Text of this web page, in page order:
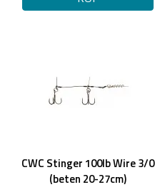
CWC Stinger 100lb Wire 3/0
(beten 20-27cm)